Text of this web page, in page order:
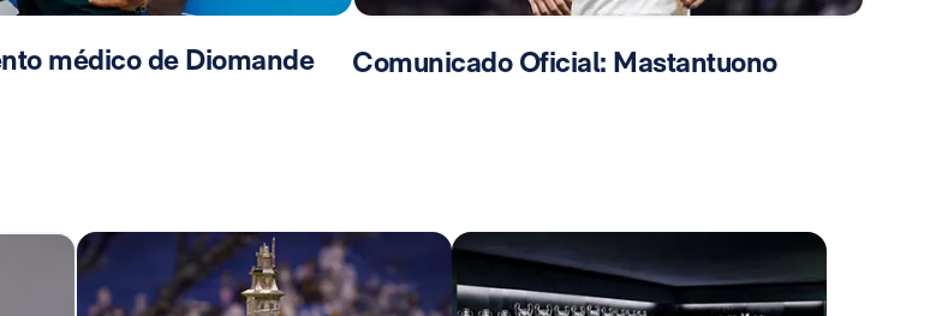
médico de Diomande Comunicado Oficial: Mastantuono